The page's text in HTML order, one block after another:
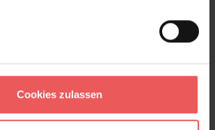
Cookies zulassen